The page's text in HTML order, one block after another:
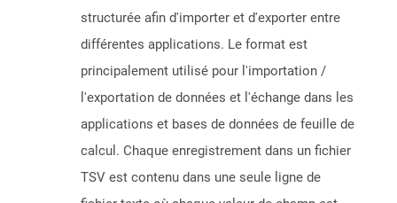
structurée afin d'importer et d'exporter entre
différentes applications. Le format est
principalement utilisé pour l'importation /
l'exportation de données et l'échange dans les
applications et bases de données de feuille de
calcul. Chaque enregistrement dans un fichier
TSV est contenu dans une seule ligne de